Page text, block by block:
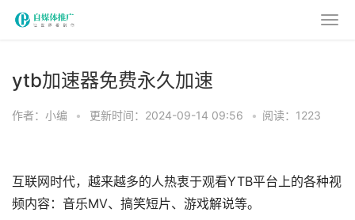
ytb加速器免费永久加速
作者：小编 • 更新时间：2024-09-14 09:56 • 阅读：1223
互联网时代，越来越多的人热衷于观看YTB平台上的各种视
频内容：音乐MV、搞笑短片、游戏解说等。